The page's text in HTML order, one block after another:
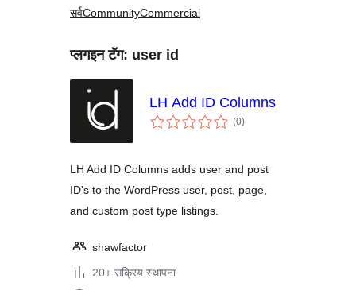
सर्वCommunityCommercial
प्लगइन टॅग: user id
LH Add ID Columns
(0एकूण
मूल्यांकन
)
LH Add ID Columns adds user and post
ID's to the WordPress user, post, page,
and custom post type listings.
shawfactor
20+ सक्रिय स्थापना